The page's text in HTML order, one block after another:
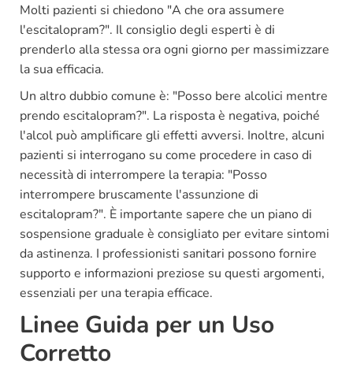
Molti pazienti si chiedono "A che ora assumere
l'escitalopram?". Il consiglio degli esperti è di
prenderlo alla stessa ora ogni giorno per massimizzare
la sua efficacia.
Un altro dubbio comune è: "Posso bere alcolici mentre
prendo escitalopram?". La risposta è negativa, poiché
l'alcol può amplificare gli effetti avversi. Inoltre, alcuni
pazienti si interrogano su come procedere in caso di
necessità di interrompere la terapia: "Posso
interrompere bruscamente l'assunzione di
escitalopram?". È importante sapere che un piano di
sospensione graduale è consigliato per evitare sintomi
da astinenza. I professionisti sanitari possono fornire
supporto e informazioni preziose su questi argomenti,
essenziali per una terapia efficace.
Linee Guida per un Uso
Corretto